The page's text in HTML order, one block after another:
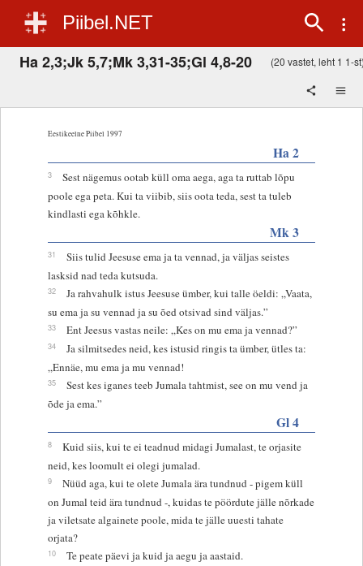
Piibel.NET
Ha 2,3;Jk 5,7;Mk 3,31-35;Gl 4,8-20 (20 vastet, leht 1 1-
Eestikeelne Piibel 1997
Ha 2
3
Sest nägemus ootab küll oma aega, aga ta ruttab lõpu
poole ega peta. Kui ta viibib, siis oota teda, sest ta tuleb
kindlasti ega kõhkle.
Mk 3
31
Siis tulid Jeesuse ema ja ta vennad, ja väljas seistes
lasksid nad teda kutsuda.
32
Ja rahvahulk istus Jeesuse ümber, kui talle öeldi: „Vaata,
su ema ja su vennad ja su õed otsivad sind väljas.”
33 Ent Jeesus vastas neile: „Kes on mu ema ja vennad?”
34
Ja silmitsedes neid, kes istusid ringis ta ümber, ütles ta:
„Ennäe, mu ema ja mu vennad!
35
Sest kes iganes teeb Jumala tahtmist, see on mu vend ja
õde ja ema.”
Gl 4
8
Kuid siis, kui te ei teadnud midagi Jumalast, te orjasite
neid, kes loomult ei olegi jumalad.
9
Nüüd aga, kui te olete Jumala ära tundnud - pigem küll
on Jumal teid ära tundnud -, kuidas te pöördute jälle nõrkade
ja viletsate algainete poole, mida te jälle uuesti tahate
orjata?
10 Te peate päevi ja kuid ja aegu ja aastaid.